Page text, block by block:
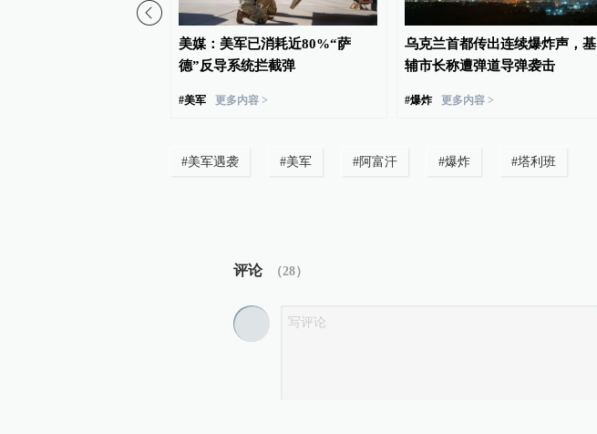
美媒：美军已消耗近80%“萨
德”反导系统拦截弹
#美军 更多内容 >
乌克兰首都传出连续爆炸声，基
辅市长称遭弹道导弹袭击
#爆炸 更多内容 >
#美军遇袭 #美军 #阿富汗 #爆炸 #塔利班
评论 （28）